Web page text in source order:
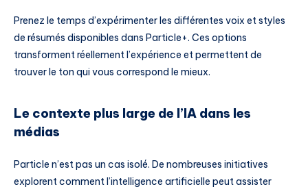
Prenez le temps d’expérimenter les différentes voix et styles
de résumés disponibles dans Particle+. Ces options
transforment réellement l’expérience et permettent de
trouver le ton qui vous correspond le mieux.
Le contexte plus large de l’IA dans les
médias
Particle n’est pas un cas isolé. De nombreuses initiatives
explorent comment l’intelligence artificielle peut assister